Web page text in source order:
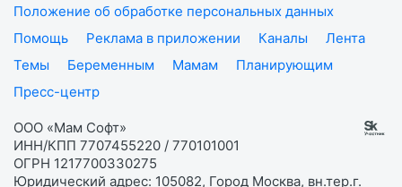
Положение об обработке персональных данных
Помощь
Реклама в приложении Каналы
Лента
Темы
Беременным Мамам
Планирующим
Пресс-центр
ООО «Мам Софт»
ИНН/КПП 7707455220 / 770101001
ОГРН 1217700330275
Юридический адрес: 105082, Город Москва, вн.тер.г.